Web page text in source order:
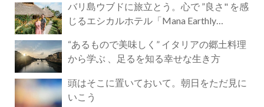
バリ島ウブドに旅立とう。心で ”良さ" を感
じるエシカルホテル「Mana Earthly
“あるもので美味しく” イタリアの郷土料理
から学ぶ 、足るを知る幸せな生き方
頭はそこに置いておいて。朝日をただ見に
いこう